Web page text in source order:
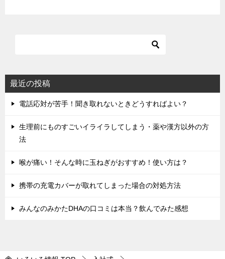
ン
最近の投稿
電話応対が苦手！聞き取れないときどうすればよい？
生理前にものすごいイライラしてしまう・薬や漢方以外の方
法
喉が痛い！そんな時に玉ねぎがおすすめ！使い方は？
携帯の充電カバーが取れてしまった場合の対処方法
みんなのみかたDHAの口コミは本当？飲んでみた感想